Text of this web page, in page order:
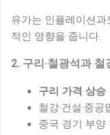
유가는 인플레이션
적인 영향을 줍니다.
2. 구리·철광석과 철
구리 가격 상
철강·건설·중
중국 경기 부양